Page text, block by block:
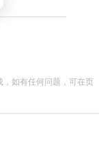
如有任何问题，可在页